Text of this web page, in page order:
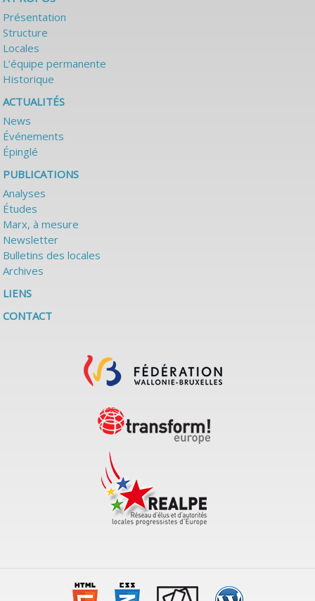
Présentation
Structure
Locales
L’équipe permanente
Historique
ACTUALITÉS
News
Événements
Épinglé
PUBLICATIONS
Analyses
Études
Marx, à mesure
Newsletter
Bulletins des locales
Archives
LIENS
CONTACT